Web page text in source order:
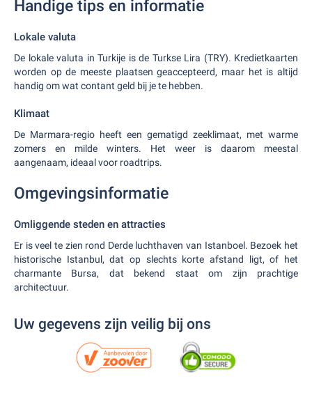
Handige tips en informatie
Lokale valuta
De lokale valuta in Turkije is de Turkse Lira (TRY). Kredietkaarten
worden op de meeste plaatsen geaccepteerd, maar het is altijd
handig om wat contant geld bij je te hebben.
Klimaat
De Marmara-regio heeft een gematigd zeeklimaat, met warme
zomers en milde winters. Het weer is daarom meestal
aangenaam, ideaal voor roadtrips.
Omgevingsinformatie
Omliggende steden en attracties
Er is veel te zien rond Derde luchthaven van Istanboel. Bezoek het
historische Istanbul, dat op slechts korte afstand ligt, of het
charmante Bursa, dat bekend staat om zijn prachtige
architectuur.
Uw gegevens zijn veilig bij ons